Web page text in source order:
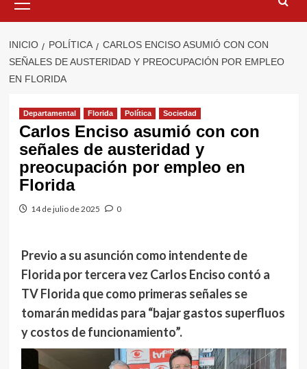
primario
INICIO POLÍTICA
CARLOS ENCISO ASUMIÓ CON CON
SEÑALES DE AUSTERIDAD Y PREOCUPACIÓN POR EMPLEO
EN FLORIDA
Departamental Florida Política Sociedad
Carlos Enciso asumió con con
señales de austeridad y
preocupación por empleo en
Florida
14 de julio de 2025 0
Previo a su asunción como intendente de
Florida por tercera vez Carlos Enciso contó a
TV Florida que como primeras señales se
tomarán medidas para “bajar gastos superfluos
y costos de funcionamiento”.